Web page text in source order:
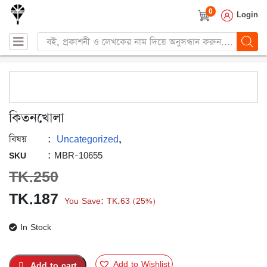
0 Login
Products
search
কিতনখোলা
বিষয় : Uncategorized,
SKU : MBR-10655
TK.250
Original
price
TK.187 Current
You Save: TK.63 (25%)
In Stock
Add to Wishlist